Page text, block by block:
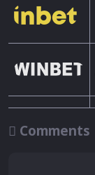
 Comments